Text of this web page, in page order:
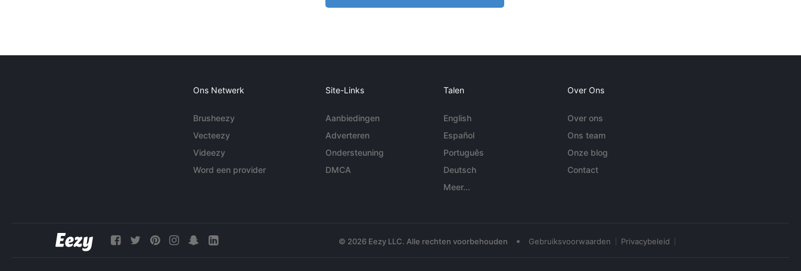
Ons Netwerk
Brusheezy
Vecteezy
Videezy
Word een provider
Site-Links
Aanbiedingen
Adverteren
Ondersteuning
DMCA
Talen
English
Español
Português
Deutsch
Meer...
Over Ons
Over ons
Ons team
Onze blog
Contact
© 2026 Eezy LLC. Alle rechten voorbehouden • Gebruiksvoorwaarden Privacybeleid